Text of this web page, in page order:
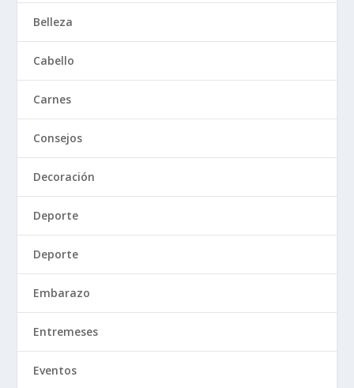
Belleza
Cabello
Carnes
Consejos
Decoración
Deporte
Deporte
Embarazo
Entremeses
Eventos